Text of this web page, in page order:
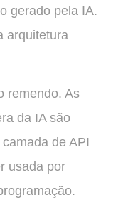
gerado pela IA.
arquitetura
remendo. As
da IA são
de API
usada por